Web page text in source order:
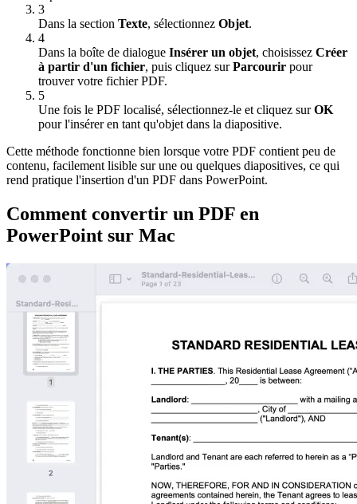
3
Dans la section Texte, sélectionnez Objet.
4
Dans la boîte de dialogue Insérer un objet, choisissez Créer
à partir d'un fichier, puis cliquez surParcourir pour
trouver votre fichier PDF.
5
Une fois le PDF localisé, sélectionnez-le et cliquez surOK
pour l'insérer en tant qu'objet dans la diapositive.
Cette méthode fonctionne bien lorsque votre PDF contient peu de
contenu, facilement lisible sur une ou quelques diapositives, ce qui
rend pratique l'insertion d'un PDF dans PowerPoint.
Comment convertir un PDF en
PowerPoint sur Mac